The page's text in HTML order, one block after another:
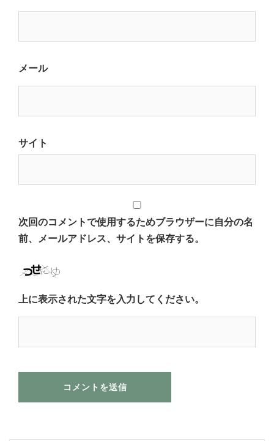
メール
サイト
次回のコメントで使用するためブラウザーに自分の名
前、メールアドレス、サイトを保存する。
上に表示された文字を入力してください。